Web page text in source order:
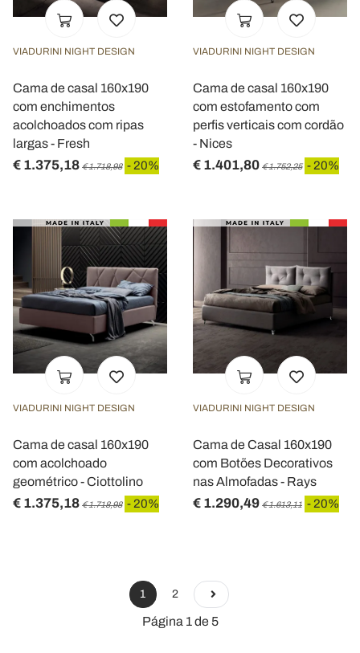
VIADURINI NIGHT DESIGN
Cama de casal 160x190
com enchimentos
acolchoados com ripas
largas - Fresh
€ 1.375,18 € 1.718,98 - 20%
VIADURINI NIGHT DESIGN
Cama de casal 160x190
com estofamento com
perfis verticais com cordão
- Nices
€ 1.401,80 € 1.752,25 - 20%
VIADURINI NIGHT DESIGN
Cama de casal 160x190
com acolchoado
geométrico - Ciottolino
€ 1.375,18 € 1.718,98 - 20%
VIADURINI NIGHT DESIGN
Cama de Casal 160x190
com Botões Decorativos
nas Almofadas - Rays
€ 1.290,49 € 1.613,11 - 20%
1 2
Página 1 de 5